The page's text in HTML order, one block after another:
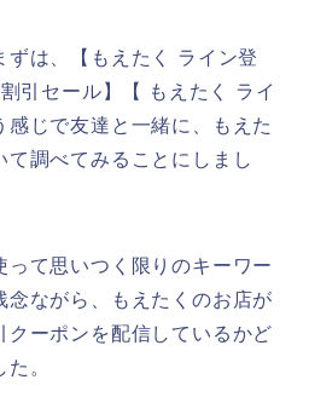
ずは、【もえたく ライン登
引セール】【 もえたく ライ
感じで友達と一緒に、もえた
て調べてみることにしまし
って思いつく限りのキーワー
念ながら、もえたくのお店が
クーポンを配信しているかど
。